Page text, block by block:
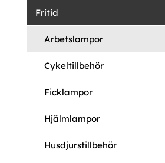
Fritid
Arbetslampor
Cykeltillbehör
Ficklampor
Hjälmlampor
Husdjurstillbehör